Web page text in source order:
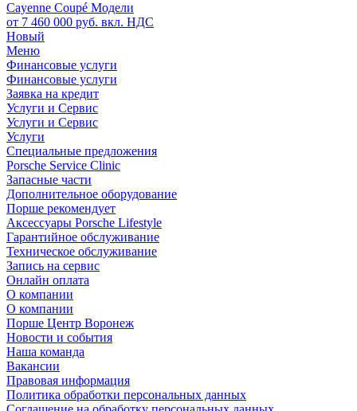
Cayenne Coupé Модели
от 7 460 000 руб. вкл. НДС
Новый
Меню
Финансовые услуги
Финансовые услуги
Заявка на кредит
Услуги и Сервис
Услуги и Сервис
Услуги
Специальные предложения
Porsche Service Clinic
Запасные части
Дополнительное оборудование
Порше рекомендует
Аксессуары Porsche Lifestyle
Гарантийное обслуживание
Техническое обслуживание
Запись на сервис
Онлайн оплата
О компании
О компании
Порше Центр Воронеж
Новости и события
Наша команда
Вакансии
Правовая информация
Политика обработки персональных данных